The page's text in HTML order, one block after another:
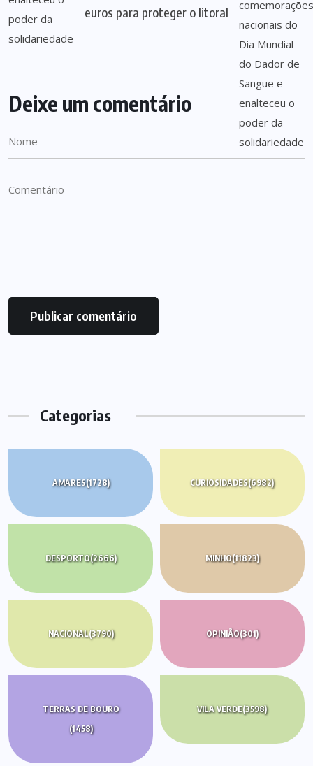
euros para proteger o litoral
Deixe um comentário
Categorias
AMARES(1728) CURIOSIDADES(6982)
DESPORTO(2666) MINHO(11823)
NACIONAL(3790) OPINIÃO(301)
TERRAS DE BOURO
(1458)
VILA VERDE(3598)